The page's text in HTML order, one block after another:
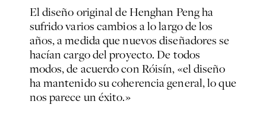
El diseño original de Henghan Peng ha
sufrido varios cambios a lo largo de los
años, a medida que nuevos diseñadores se
hacían cargo del proyecto. De todos
modos, de acuerdo con Róisín, «el diseño
ha mantenido su coherencia general, lo que
nos parece un éxito.»